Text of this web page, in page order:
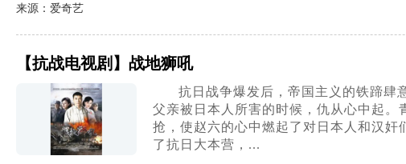
来源：爱奇艺
【抗战电视剧】战地狮吼
抗日战争爆发后，帝国主义的铁蹄肆
父亲被日本人所害的时候，仇从心中起
抢，使赵六的心中燃起了对日本人和汉
了抗日大本营，...